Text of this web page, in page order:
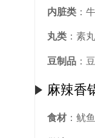
内脏类 ：
丸类 ：素
豆制品 ：
麻辣香
食材 ：鱿